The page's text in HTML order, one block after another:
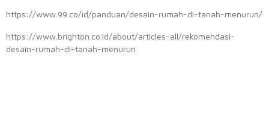
https://www.99.co/id/panduan/desain-rumah-di-tanah-menurun/
https://www.brighton.co.id/about/articles-all/rekomendasi-
desain-rumah-di-tanah-menurun